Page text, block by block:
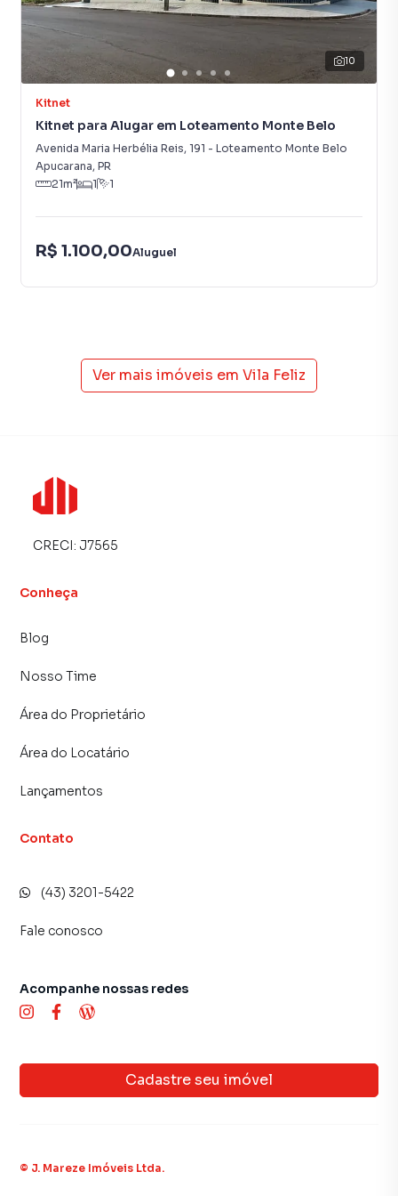
10
Kitnet
Kitnet para Alugar em Loteamento Monte Belo
Avenida Maria Herbélia Reis, 191 - Loteamento Monte Belo
Apucarana, PR
21m² 1 1
R$ 1.100,00Aluguel
Ver mais imóveis em Vila Feliz
CRECI: J7565
Conheça
Blog
Nosso Time
Área do Proprietário
Área do Locatário
Lançamentos
Contato
(43) 3201-5422
Fale conosco
Cadastre seu imóvel
Acompanhe nossas redes
© J. Mareze Imóveis Ltda.